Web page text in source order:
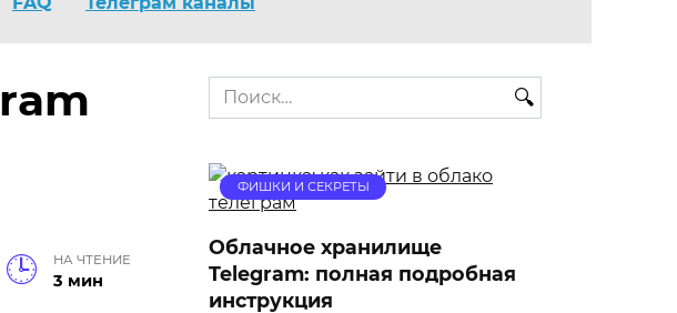
НА ЧТЕНИЕ
3 мин
Search
for:
ФИШКИ И СЕКРЕТЫ
Облачное хранилище
Telegram: полная подробная
инструкция